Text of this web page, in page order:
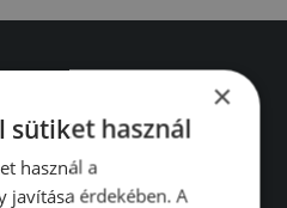
×
sütiket használ
használ a
javítása érdekében. A